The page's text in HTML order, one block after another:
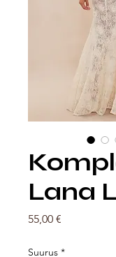
Lana
55,00 €
Suurus *